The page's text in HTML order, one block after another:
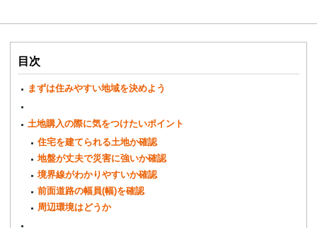
目次
まずは住みやすい地域を決めよう
土地購入の際に気をつけたいポイント
住宅を建てられる土地か確認
地盤が丈夫で災害に強いか確認
境界線がわかりやすいか確認
前面道路の幅員(幅)を確認
周辺環境はどうか